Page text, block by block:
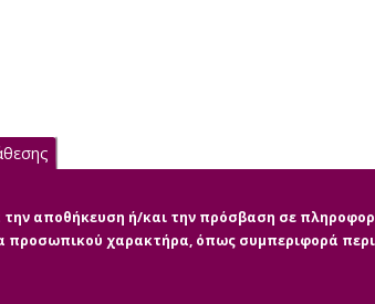
την αποθήκευση ή/και την πρόσβαση σε
προσωπικού χαρακτήρα, όπως συμπεριφορά